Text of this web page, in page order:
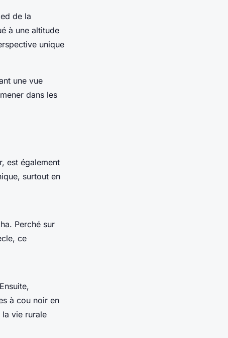
de la
à une altitude
unique
une vue
dans les
est également
surtout en
Perché sur
ce
à cou noir en
vie rurale